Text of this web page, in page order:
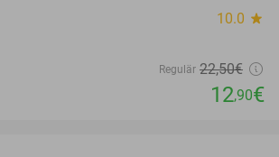
10.0 star
Regulär 22,50€
12,90€